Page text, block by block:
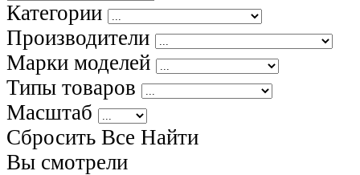
Категории
Производители
Марки моделей
Типы товаров
Масштаб
Сбросить Все Найти
Вы смотрели